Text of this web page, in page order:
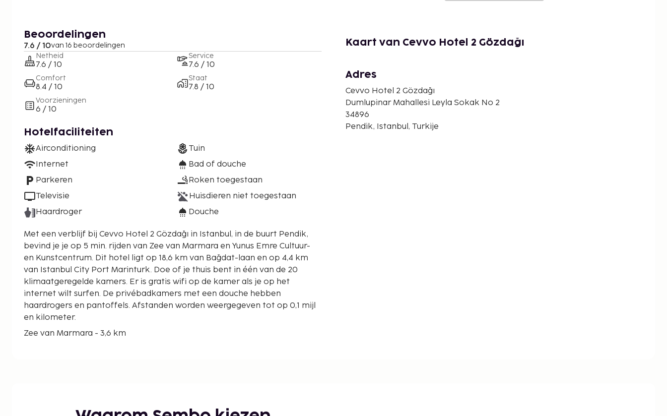
Beoordelingen
7.6 / 10van 16 beoordelingen
Netheid
7.6 / 10
Comfort
8.4 / 10
Voorzieningen
6 / 10
Service
7.6 / 10
Staat
7.8 / 10
Hotelfaciliteiten
Airconditioning
Internet
Parkeren
Televisie
Haardroger
Tuin
Bad of douche
Roken toegestaan
Huisdieren niet toegestaan
Douche
Met een verblijf bij Cevvo Hotel 2 Gözdağı in Istanbul, in de buurt Pendik,
bevind je je op 5 min. rijden van Zee van Marmara en Yunus Emre Cultuur-
en Kunstcentrum. Dit hotel ligt op 18,6 km van Bağdat-laan en op 4,4 km
van Istanbul City Port Marinturk. Doe of je thuis bent in één van de 20
klimaatgeregelde kamers. Er is gratis wifi op de kamer als je op het
internet wilt surfen. De privébadkamers met een douche hebben
haardrogers en pantoffels. Afstanden worden weergegeven tot op 0,1 mijl
en kilometer.
Zee van Marmara - 3,6 km
Kaart van Cevvo Hotel 2 Gözdağı
Adres
Cevvo Hotel 2 Gözdağı
Dumlupinar Mahallesi Leyla Sokak No 2
34896
Pendik, Istanbul, Turkije